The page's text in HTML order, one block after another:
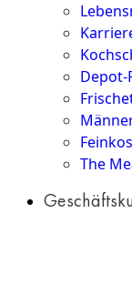
The